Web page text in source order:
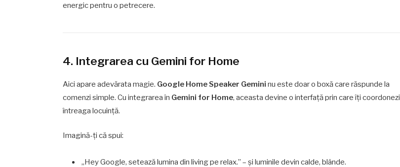
energic pentru o petrecere.
4. Integrarea cu Gemini for Home
Aici apare adevărata magie. Google Home Speaker Gemini nu este doar o boxă care răspunde la
comenzi simple. Cu integrarea în Gemini for Home, aceasta devine o interfață prin care îți coordonezi
întreaga locuință.
Imagină-ți că spui:
„Hey Google, setează lumina din living pe relax.” – și luminile devin calde, blânde.